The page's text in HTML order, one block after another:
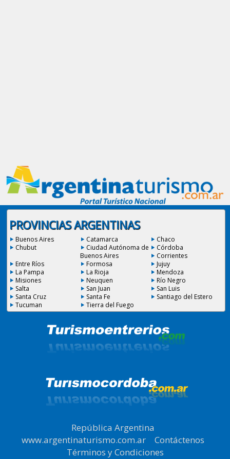
PROVINCIAS ARGENTINAS
Buenos Aires Catamarca
Chaco
Chubut
Ciudad Autónoma de
Buenos Aires
Córdoba
Corrientes
Entre Ríos
Formosa
Jujuy
La Pampa
La Rioja
Mendoza
Misiones
Neuquen
Río Negro
Salta
San Juan
San Luis
Santa Cruz
Santa Fe
Santiago del Estero
Tucuman
Tierra del Fuego
República Argentina
www.argentinaturismo.com.ar| Contáctenos
Términos y Condiciones